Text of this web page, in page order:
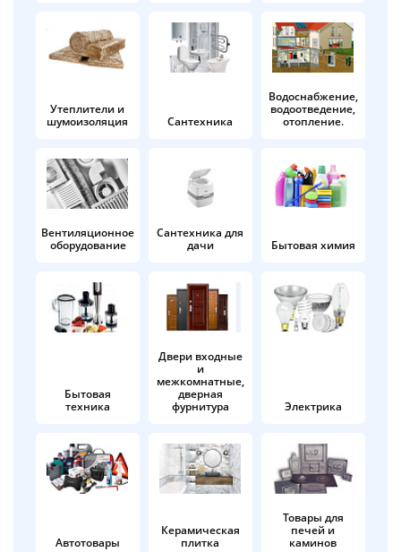
Утеплители и
шумоизоляция
Сантехника
Водоснабжение,
водоотведение,
отопление.
Вентиляционное
оборудование
Сантехника для
дачи
Бытовая химия
Бытовая
техника
Двери входные
и
межкомнатные,
дверная
фурнитура
Электрика
Автотовары
Керамическая
плитка
Товары для
печей и
каминов
Получайте товар
выбранный способом
Оставшиеся
% будут
по25%каждые 2 недели
Подробнее
об оплате Плайтом
раз в 2
недели
Остались вопросы?
8 800 302-02-51
plait.ru